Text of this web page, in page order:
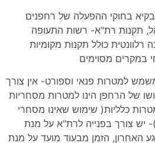
בחוקי ההפעלה של רחפנים
תקנות רת"א- רשות התעופה
רלוונטית כולל תקנות מקומיות
במקרים מסוימים
למטרות פנאי וספורט- אין צורך
של הרחפן הינו למטרות מסחריות
כלליות( שימוש שאינו מסחרי
יש צורך בפנייה לרת"א על מנת
האחרון, הזמן מבעוד מועד על מנת